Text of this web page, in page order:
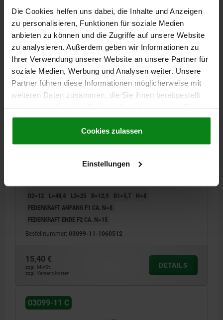
Die Cookies helfen uns dabei, die Inhalte und Anzeigen
zu personalisieren, Funktionen für soziale Medien
anbieten zu können und die Zugriffe auf unsere Website
zu analysieren. Außerdem geben wir Informationen zu
Ihrer Verwendung unserer Website an unsere Partner für
soziale Medien, Werbung und Analysen weiter. Unsere
Partner führen diese Informationen möglicherweise mit
weiteren Daten zusammen, die Sie ihnen bereitgestellt
gesammelt haben.Cookie Richtlinien
Datenschutz|AGB
Cookies zulassen
Einstellungen
03099-11 C
GEWINDEHÜLSE, M. KAPPE, EDELSTAHL BLANK,
ARRETIERSTIFTDURCHMESSER=5
GRIFFLÄNGE=31,1
D2=12
L=48,4 L3=25 B=12,9 B1=5,7
H=8
FEDERKRAFT ANFANG F1 CA. N=8
FEDERKRAFT ENDE F2 CA. N=15
Bestellnummer: 03099-11-1060512
15,40 €
zzgl. MwSt.
zzgl. Versandkosten
DETAILS
03099-11 C